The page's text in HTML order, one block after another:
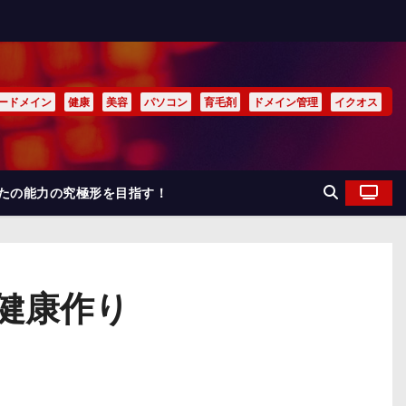
ドメイン 健康 美容 パソコン 育毛剤 ドメイン管理 イクオス
の能力の究極形を目指す！
康作り